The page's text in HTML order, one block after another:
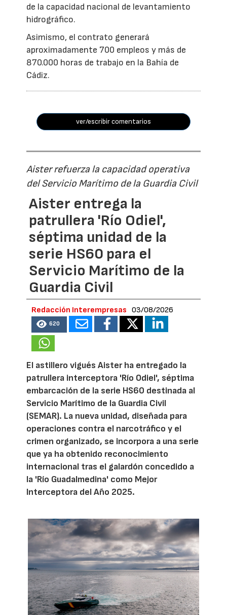
de la capacidad nacional de levantamiento
hidrográfico.
Asimismo, el contrato generará
aproximadamente 700 empleos y más de
870.000 horas de trabajo en la Bahía de
Cádiz.
ver/escribir comentarios
Aister refuerza la capacidad operativa
del Servicio Marítimo de la Guardia Civil
Aister entrega la
patrullera 'Río Odiel',
séptima unidad de la
serie HS60 para el
Servicio Marítimo de la
Guardia Civil
Redacción Interempresas 03/08/2026
620
El astillero vigués Aister ha entregado la
patrullera interceptora 'Río Odiel', séptima
embarcación de la serie HS60 destinada al
Servicio Marítimo de la Guardia Civil
(SEMAR). La nueva unidad, diseñada para
operaciones contra el narcotráfico y el
crimen organizado, se incorpora a una serie
que ya ha obtenido reconocimiento
internacional tras el galardón concedido a
la 'Río Guadalmedina' como Mejor
Interceptora del Año 2025.